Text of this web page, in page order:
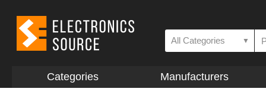
All Categories ▼
Categories Manufacturers